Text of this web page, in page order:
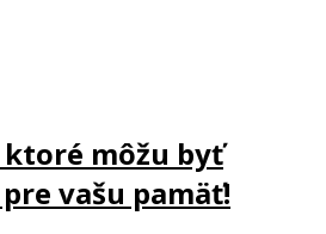
môžu byť
vašu pamäť!